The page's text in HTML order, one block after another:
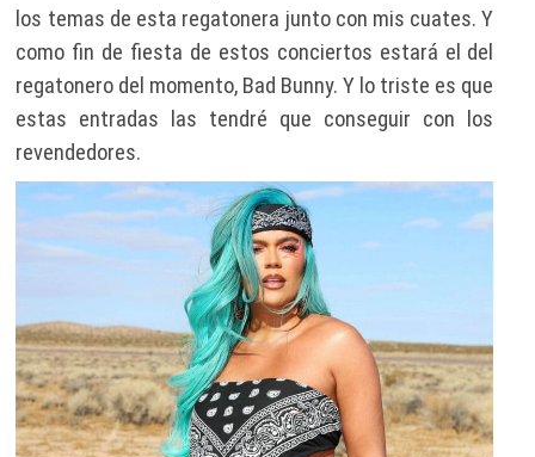
los temas de esta regatonera junto con mis cuates. Y
como fin de fiesta de estos conciertos estará el del
regatonero del momento, Bad Bunny. Y lo triste es que
estas entradas las tendré que conseguir con los
revendedores.